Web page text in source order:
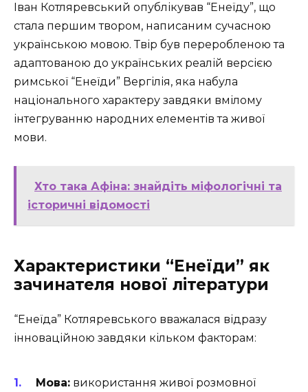
Іван Котляревський опублікував “Енеїду”, що
стала першим твором, написаним сучасною
українською мовою. Твір був переробленою та
адаптованою до українських реалій версією
римської “Енеїди” Вергілія, яка набула
національного характеру завдяки вмілому
інтегруванню народних елементів та живої
мови.
Хто така Афіна: знайдіть міфологічні та
історичні відомості
Характеристики “Енеїди” як
зачинателя нової літератури
“Енеїда” Котляревського вважалася відразу
інноваційною завдяки кільком факторам:
Мова: використання живої розмовної